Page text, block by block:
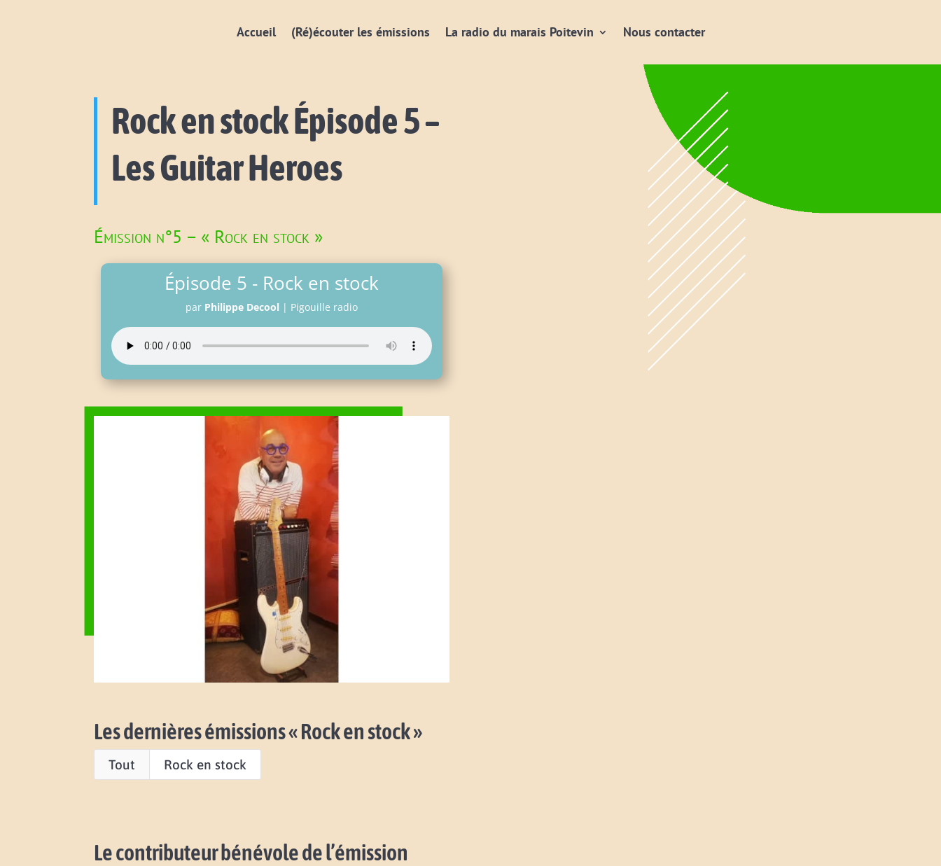
Accueil (Ré)écouter les émissions La radio du marais Poitevin Nous contacter
Rock en stock Épisode 5 –
Les Guitar Heroes
Émission n°5 – « Rock en stock »
Épisode 5 - Rock en stock
par Philippe Decool | Pigouille radio
Les dernières émissions « Rock en stock »
Tout Rock en stock
Le contributeur bénévole de l’émission